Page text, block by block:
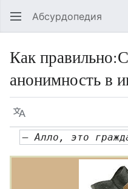
Абсурдопедия
Как правильно:
анонимность в
Язык
— Алло, это